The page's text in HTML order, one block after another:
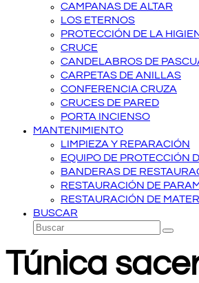
CAMPANAS DE ALTAR
LOS ETERNOS
PROTECCIÓN DE LA
CRUCE
CANDELABROS DE
CARPETAS DE ANILLAS
CONFERENCIA CRUZA
CRUCES DE PARED
PORTA INCIENSO
MANTENIMIENTO
LIMPIEZA Y REPARACIÓN
EQUIPO DE PROTECCIÓN
BANDERAS DE
RESTAURACIÓN DE
RESTAURACIÓN DE
BUSCAR
Buscar
Enviar
Túnica